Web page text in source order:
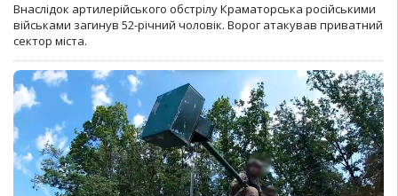
Внаслідок артилерійського обстрілу Краматорська російськими
військами загинув 52-річний чоловік. Ворог атакував приватний
сектор міста.